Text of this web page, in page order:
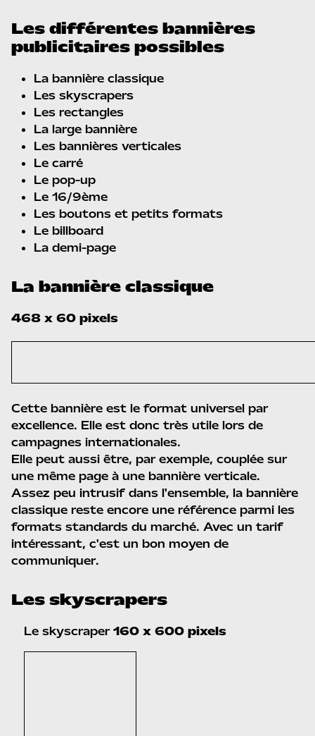
Les différentes bannières
publicitaires possibles
La bannière classique
Les skyscrapers
Les rectangles
La large bannière
Les bannières verticales
Le carré
Le pop-up
Le 16/9ème
Les boutons et petits formats
Le billboard
La demi-page
La bannière classique
468 x 60 pixels
Cette bannière est le format universel par
excellence. Elle est donc très utile lors de
campagnes internationales.
Elle peut aussi être, par exemple, couplée sur
une même page à une bannière verticale.
Assez peu intrusif dans l'ensemble, la bannière
classique reste encore une référence parmi les
formats standards du marché. Avec un tarif
intéressant, c'est un bon moyen de
communiquer.
Les skyscrapers
Le skyscraper160 x 600 pixels